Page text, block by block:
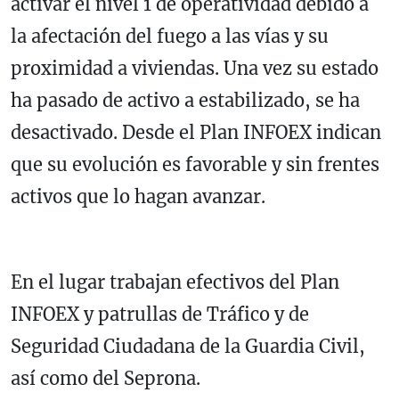
la afectación del fuego a las vías y su
proximidad a viviendas. Una vez su estado
ha pasado de activo a estabilizado, se ha
desactivado. Desde el Plan INFOEX indican
que su evolución es favorable y sin frentes
activos que lo hagan avanzar.
En el lugar trabajan efectivos del Plan
INFOEX y patrullas de Tráfico y de
Seguridad Ciudadana de la Guardia Civil,
así como del Seprona.